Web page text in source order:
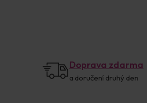
Doprava zdarma
a doručení druhý den